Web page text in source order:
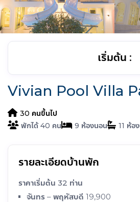
Vivian Pool Villa
30 คนขึ้นไป
40
9 11
รายละเอียดบ้านพัก
ราคาเริ่มต้น 32 ท่าน
จันทร – พฤหัสบดี 19,900